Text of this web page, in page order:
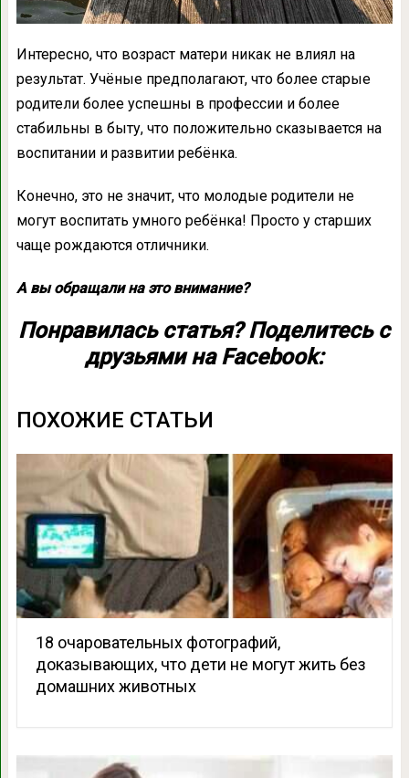
Интересно, что возраст матери никак не влиял на
результат. Учёные предполагают, что более старые
родители более успешны в профессии и более
стабильны в быту, что положительно сказывается на
воспитании и развитии ребёнка.
Конечно, это не значит, что молодые родители не
могут воспитать умного ребёнка! Просто у старших
чаще рождаются отличники.
А вы обращали на это внимание?
Понравилась статья? Поделитесь с
друзьями на Facebook:
ПОХОЖИЕ СТАТЬИ
18 очаровательных фотографий,
доказывающих, что дети не могут жить без
домашних животных